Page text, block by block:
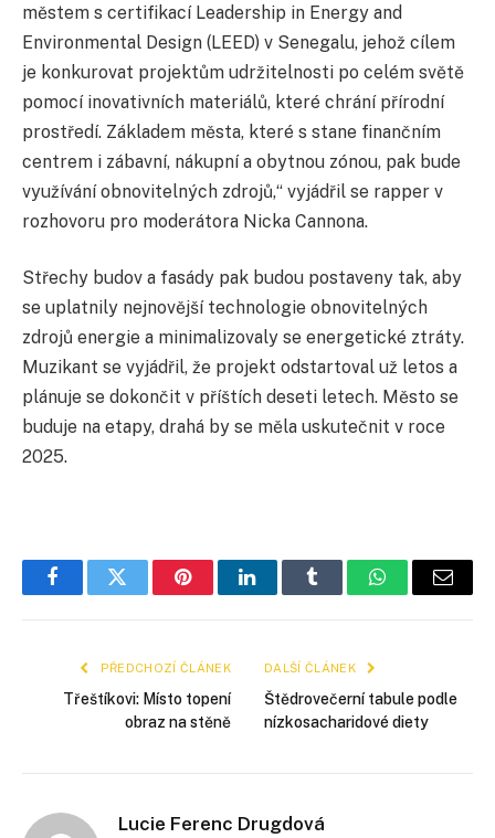
městem s certifikací Leadership in Energy and
Environmental Design (LEED) v Senegalu, jehož cílem
je konkurovat projektům udržitelnosti po celém světě
pomocí inovativních materiálů, které chrání přírodní
prostředí. Základem města, které s stane finančním
centrem i zábavní, nákupní a obytnou zónou, pak bude
využívání obnovitelných zdrojů,“ vyjádřil se rapper v
rozhovoru pro moderátora Nicka Cannona.
Střechy budov a fasády pak budou postaveny tak, aby
se uplatnily nejnovější technologie obnovitelných
zdrojů energie a minimalizovaly se energetické ztráty.
Muzikant se vyjádřil, že projekt odstartoval už letos a
plánuje se dokončit v příštích deseti letech. Město se
buduje na etapy, drahá by se měla uskutečnit v roce
2025.
FacebookTwitter PinterestLinkedInTumblr WhatsApp
E-
PŘEDCHOZÍ ČLÁNEK
Třeštíkovi: Místo topení
obraz na stěně
DALŠÍ ČLÁNEK
Štědrovečerní tabule podle
nízkosacharidové diety
Lucie Ferenc Drugdová